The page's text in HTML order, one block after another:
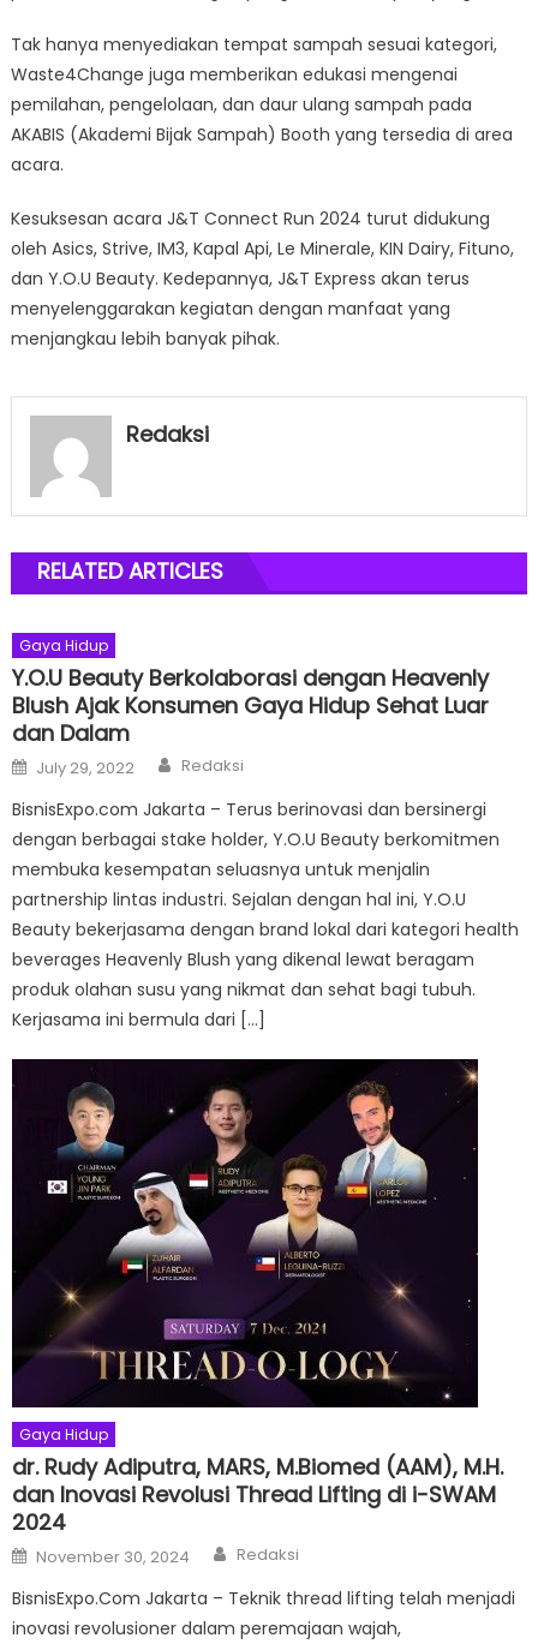
Tak hanya menyediakan tempat sampah sesuai kategori,
Waste4Change juga memberikan edukasi mengenai
pemilahan, pengelolaan, dan daur ulang sampah pada
AKABIS (Akademi Bijak Sampah) Booth yang tersedia di area
acara.
Kesuksesan acara J&T Connect Run 2024 turut didukung
oleh Asics, Strive, IM3, Kapal Api, Le Minerale, KIN Dairy, Fituno,
dan Y.O.U Beauty. Kedepannya, J&T Express akan terus
menyelenggarakan kegiatan dengan manfaat yang
menjangkau lebih banyak pihak.
Redaksi
RELATED ARTICLES
Gaya Hidup
Y.O.U Beauty Berkolaborasi dengan Heavenly
Blush Ajak Konsumen Gaya Hidup Sehat Luar
dan Dalam
Posted
on
July 29, 2022 Author
Redaksi
BisnisExpo.com Jakarta – Terus berinovasi dan bersinergi
dengan berbagai stake holder, Y.O.U Beauty berkomitmen
membuka kesempatan seluasnya untuk menjalin
partnership lintas industri. Sejalan dengan hal ini, Y.O.U
Beauty bekerjasama dengan brand lokal dari kategori health
beverages Heavenly Blush yang dikenal lewat beragam
produk olahan susu yang nikmat dan sehat bagi tubuh.
Kerjasama ini bermula dari […]
Gaya Hidup
dr. Rudy Adiputra, MARS, M.Biomed (AAM), M.H.
dan Inovasi Revolusi Thread Lifting di i-SWAM
2024
Posted
on
November 30, 2024 Author
Redaksi
BisnisExpo.Com Jakarta – Teknik thread lifting telah menjadi
inovasi revolusioner dalam peremajaan wajah,